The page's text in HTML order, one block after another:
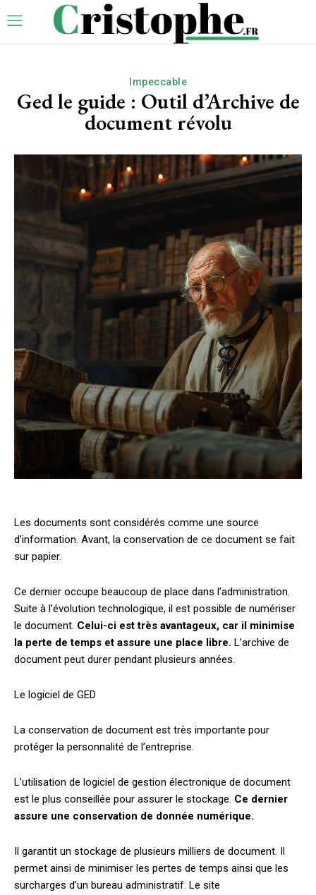
Impeccable
Ged le guide : Outil d’Archive de
document révolu
Les documents sont considérés comme une source
d’information. Avant, la conservation de ce document se fait
sur papier.
Ce dernier occupe beaucoup de place dans l’administration.
Suite à l’évolution technologique, il est possible de numériser
le document. Celui-ci est très avantageux, car il minimise
la perte de temps et assure une place libre. L’archive de
document peut durer pendant plusieurs années.
Le logiciel de GED
La conservation de document est très importante pour
protéger la personnalité de l’entreprise.
L’utilisation de logiciel de gestion électronique de document
est le plus conseillée pour assurer le stockage. Ce dernier
assure une conservation de donnée numérique.
Il garantit un stockage de plusieurs milliers de document. Il
permet ainsi de minimiser les pertes de temps ainsi que les
surcharges d’un bureau administratif. Le site